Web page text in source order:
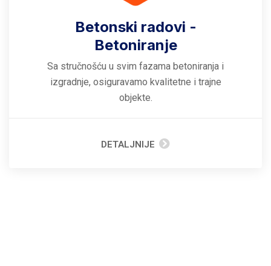
Betonski radovi -
Betoniranje
Sa stručnošću u svim fazama betoniranja i
izgradnje, osiguravamo kvalitetne i trajne
objekte.
DETALJNIJE